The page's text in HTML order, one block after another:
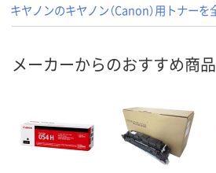
キヤノンのキヤノン（Canon）用トナーを
メーカーからのおすすめ商品